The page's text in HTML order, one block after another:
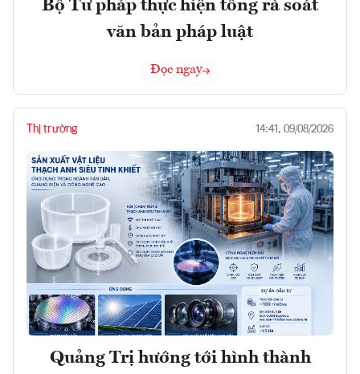
Bộ Tư pháp thực hiện tổng rà soát
văn bản pháp luật
Đọc ngay
Thị trường 14:41, 09/08/2026
Quảng Trị hướng tới hình thành